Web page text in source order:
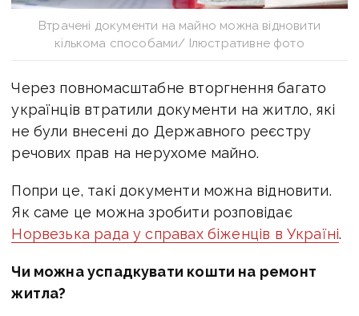
Втрачені документи на майно можна відновити
кількома способами/ Ілюстративне фото
Через повномасштабне вторгнення багато
українців втратили документи на житло, які
не були внесені до Державного реєстру
речових прав на нерухоме майно.
Попри це, такі документи можна відновити.
Як саме це можна зробити розповідає
Норвезька рада у справах біженців в Україні.
Чи можна успадкувати кошти на ремонт
житла?